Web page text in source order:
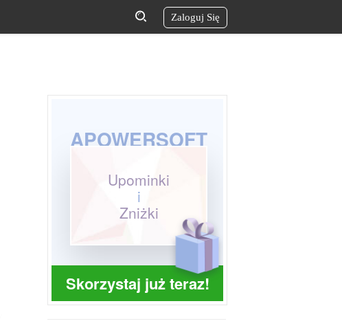
Zaloguj Się
Skorzystaj już teraz!
APOWERSOFT
Upominki
i
Zniżki